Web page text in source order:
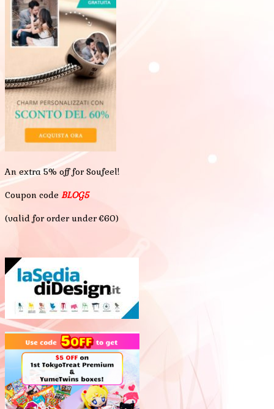
An extra 5% off for Soufeel!
Coupon code BLOG5
(valid for order under €60)